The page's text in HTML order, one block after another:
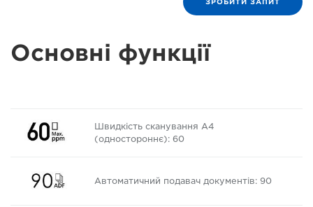
Основні функції
Швидкість сканування A4
(одностороннє): 60
Автоматичний подавач документів: 90